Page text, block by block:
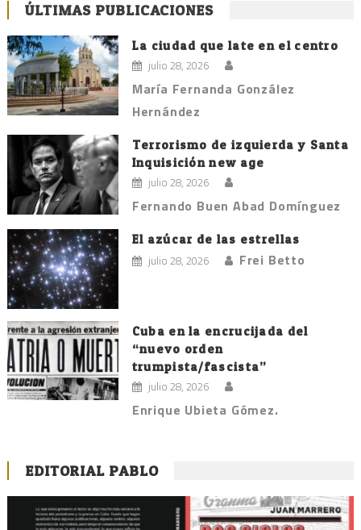
ÚLTIMAS PUBLICACIONES
La ciudad que late en el centro
julio 28, 2026
María Fernanda González
Hernández
Terrorismo de izquierda y Santa
Inquisición new age
julio 28, 2026
Fernando Buen Abad Domínguez
El azúcar de las estrellas
julio 28, 2026 Frei Betto
Cuba en la encrucijada del
“nuevo orden
trumpista/fascista”
julio 28, 2026
Enrique Ubieta Gómez.
EDITORIAL PABLO